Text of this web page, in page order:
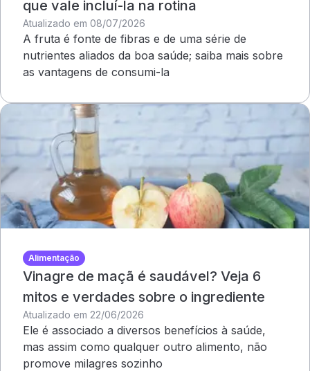
que vale incluí-la na rotina
Atualizado em 08/07/2026
A fruta é fonte de fibras e de uma série de
nutrientes aliados da boa saúde; saiba mais sobre
as vantagens de consumi-la
Alimentação
Vinagre de maçã é saudável? Veja 6
mitos e verdades sobre o ingrediente
Atualizado em 22/06/2026
Ele é associado a diversos benefícios à saúde,
mas assim como qualquer outro alimento, não
promove milagres sozinho